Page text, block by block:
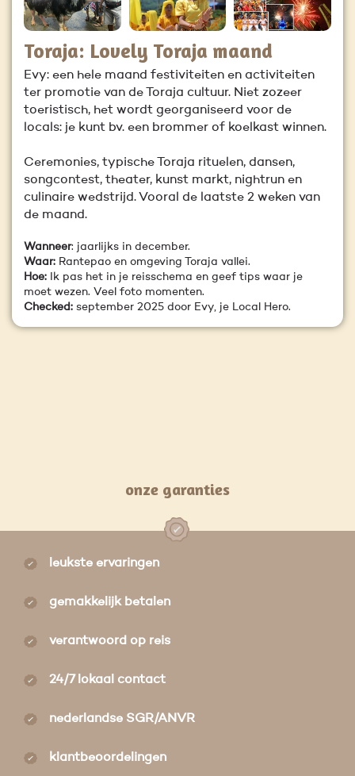
Toraja: Lovely Toraja maand
Evy: een hele maand festiviteiten en activiteiten
ter promotie van de Toraja cultuur. Niet zozeer
toeristisch, het wordt georganiseerd voor de
locals: je kunt bv. een brommer of koelkast winnen.
Ceremonies, typische Toraja rituelen, dansen,
songcontest, theater, kunst markt, nightrun en
culinaire wedstrijd. Vooral de laatste 2 weken van
de maand.
Wanneer: jaarlijks in december.
Waar: Rantepao en omgeving Toraja vallei.
Hoe: Ik pas het in je reisschema en geef tips waar je
moet wezen. Veel foto momenten.
Checked: september 2025 door Evy, je Local Hero.
onze garanties
leukste ervaringen
gemakkelijk betalen
verantwoord op reis
24/7 lokaal contact
nederlandse SGR/ANVR
klantbeoordelingen